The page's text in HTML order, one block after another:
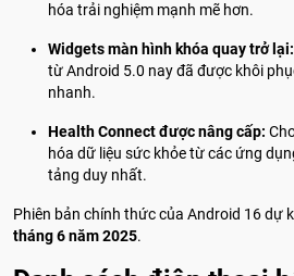
hóa trải nghiệm mạnh mẽ hơn.
Widgets màn hình khóa quay trở lại:
từ Android 5.0 nay đã được khôi
nhanh.
Health Connect được nâng cấp:
hóa dữ liệu sức khỏe từ các ứng
tảng duy nhất.
Phiên bản chính thức của Android 16 dự
tháng 6 năm 2025.